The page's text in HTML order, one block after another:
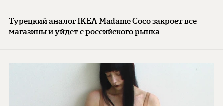
Турецкий аналог IKEA Madame Coco закроет все
магазины и уйдет с российского рынка